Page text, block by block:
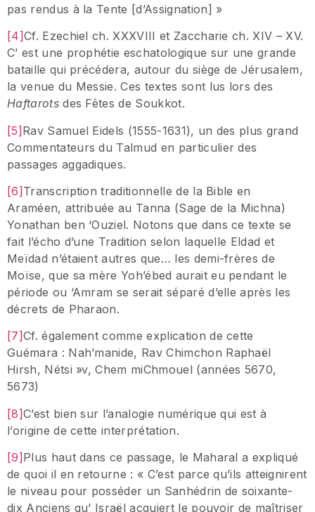
pas rendus à la Tente [d’Assignation] »
[4]Cf. Ezechiel ch. XXXVIII et Zaccharie ch. XIV – XV.
C’ est une prophétie eschatologique sur une grande
bataille qui précédera, autour du siège de Jérusalem,
la venue du Messie. Ces textes sont lus lors des
Haftarotsdes Fêtes de Soukkot.
[5]Rav Samuel Eidels (1555-1631), un des plus grand
Commentateurs du Talmud en particulier des
passages aggadiques.
[6]Transcription traditionnelle de la Bible en
Araméen, attribuée au Tanna (Sage de la Michna)
Yonathan ben ‘Ouziel. Notons que dans ce texte se
fait l’écho d’une Tradition selon laquelle Eldad et
Meïdad n’étaient autres que… les demi-frères de
Moïse, que sa mère Yoh’ébed aurait eu pendant le
période ou ‘Amram se serait séparé d’elle après les
décrets de Pharaon.
[7]Cf. également comme explication de cette
Guémara : Nah’manide, Rav Chimchon Raphaël
Hirsh, Nétsi »v, Chem miChmouel (années 5670,
5673)
[8]C’est bien sur l’analogie numérique qui est à
l’origine de cette interprétation.
[9] Plus haut dans ce passage, le Maharal a expliqué
de quoi il en retourne : « C’est parce qu’ils atteignirent
le niveau pour posséder un Sanhédrin de soixante-
dix Anciens qu’ Israël acquiert le pouvoir de maîtriser